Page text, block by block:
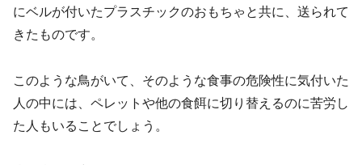
にベルが付いたプラスチックのおもちゃと共に、送られて
きたものです。
このような鳥がいて、そのような食事の危険性に気付いた
人の中には、ペレットや他の食餌に切り替えるのに苦労し
た人もいることでしょう。